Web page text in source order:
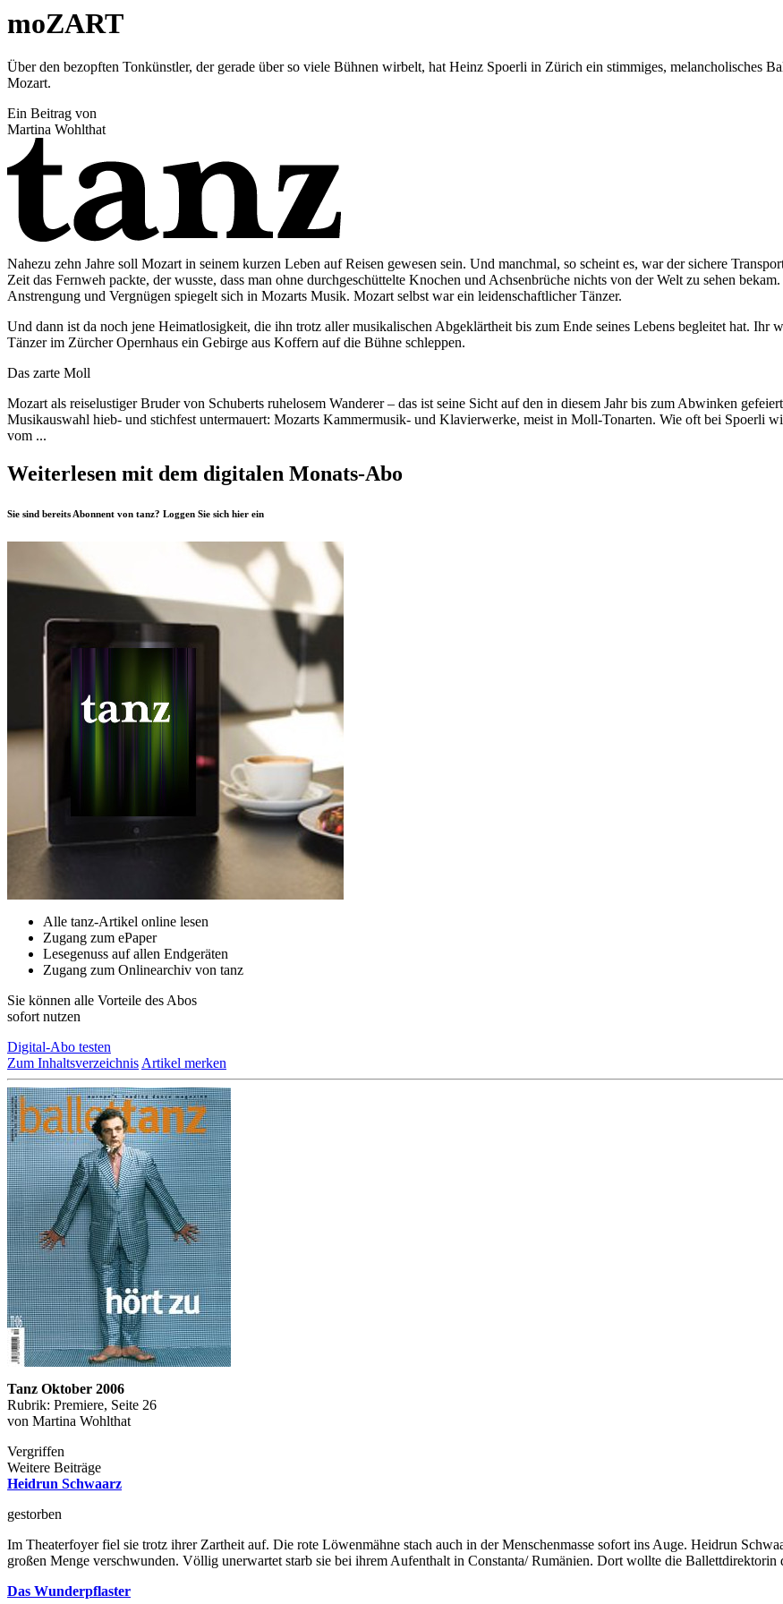
moZART
Über den bezopften Tonkünstler, der gerade über so viele Bühnen wirbelt, hat Heinz Spoerli in Zürich ein stimmiges, melancholisches
Mozart.
Ein Beitrag von
Martina Wohlthat
Nahezu zehn Jahre soll Mozart in seinem kurzen Leben auf Reisen gewesen sein. Und manchmal, so scheint es, war der sichere
Zeit das Fernweh packte, der ­wusste, dass man ohne durchgeschüttelte Knochen und Achsenbrüche nichts von der Welt zu sehen
Anstrengung und Vergnügen spiegelt sich in Mozarts Musik. Mozart selbst war ein leidenschaftlicher Tänzer.
Und dann ist da noch jene Heimatlosigkeit, die ihn trotz aller musikalischen Abgeklärtheit bis zum Ende seines Lebens begleitet hat. Ihr
Tänzer im Zürcher Opernhaus ein Gebirge aus Koffern auf die Bühne ­schleppen.
Das zarte Moll
Mozart als reiselustiger Bruder von Schuberts ruhelosem Wanderer – das ist seine Sicht auf den in diesem Jahr bis zum Abwinken
Musikauswahl hieb- und stichfest untermauert: Mozarts Kammermusik- und Klavierwerke, meist in Moll-Tonarten. Wie oft bei Spoerli
vom ...
Weiterlesen mit dem digitalen Monats-Abo
Sie sind bereits Abonnent von tanz? Loggen Sie sich hier ein
Alle tanz-Artikel online lesen
Zugang zum ePaper
Lesegenuss auf allen Endgeräten
Zugang zum Onlinearchiv von tanz
Sie können alle Vorteile des Abos
sofort nutzen
Digital-Abo testen
Zum Inhaltsverzeichnis Artikel merken
Tanz Oktober 2006
Rubrik: Premiere, Seite 26
von Martina Wohlthat
Vergriffen
Weitere Beiträge
Heidrun Schwaarz
gestorben
Im Theaterfoyer fiel sie trotz ihrer Zartheit auf. Die rote Löwenmähne stach auch in der Menschenmasse sofort ins Auge. Heidrun
großen Menge verschwunden. Völlig unerwartet starb sie bei ihrem Aufenthalt in Constanta/ Rumänien. Dort wollte die Ballettdirektorin
Das Wunderpflaster